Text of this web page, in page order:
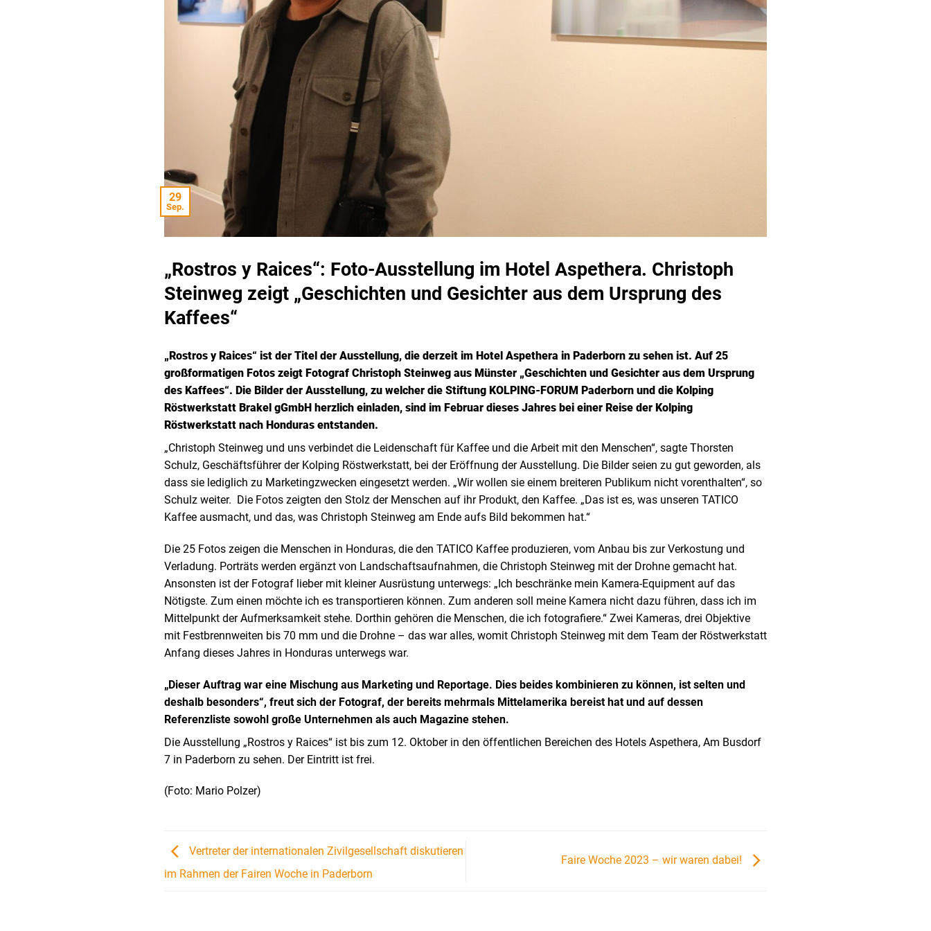
„Rostros y Raices“: Foto-Ausstellung im Hotel Aspethera. Christoph
Steinweg zeigt „Geschichten und Gesichter aus dem Ursprung des
Kaffees“
29
Sep.
„Rostros y Raices“ ist der Titel der Ausstellung, die derzeit im Hotel Aspethera in Paderborn zu sehen ist. Auf 25
großformatigen Fotos zeigt Fotograf Christoph Steinweg aus Münster „Geschichten und Gesichter aus dem Ursprung
des Kaffees“. Die Bilder der Ausstellung, zu welcher die Stiftung KOLPING-FORUM Paderborn und die Kolping
Röstwerkstatt Brakel gGmbH herzlich einladen, sind im Februar dieses Jahres bei einer Reise der Kolping
Röstwerkstatt nach Honduras entstanden.
„Christoph Steinweg und uns verbindet die Leidenschaft für Kaffee und die Arbeit mit den Menschen“, sagte Thorsten
Schulz, Geschäftsführer der Kolping Röstwerkstatt, bei der Eröffnung der Ausstellung. Die Bilder seien zu gut geworden, als
dass sie lediglich zu Marketingzwecken eingesetzt werden. „Wir wollen sie einem breiteren Publikum nicht vorenthalten“, so
Schulz weiter. Die Fotos zeigten den Stolz der Menschen auf ihr Produkt, den Kaffee. „Das ist es, was unseren TATICO
Kaffee ausmacht, und das, was Christoph Steinweg am Ende aufs Bild bekommen hat.“
Die 25 Fotos zeigen die Menschen in Honduras, die den TATICO Kaffee produzieren, vom Anbau bis zur Verkostung und
Verladung. Porträts werden ergänzt von Landschaftsaufnahmen, die Christoph Steinweg mit der Drohne gemacht hat.
Ansonsten ist der Fotograf lieber mit kleiner Ausrüstung unterwegs: „Ich beschränke mein Kamera-Equipment auf das
Nötigste. Zum einen möchte ich es transportieren können. Zum anderen soll meine Kamera nicht dazu führen, dass ich im
Mittelpunkt der Aufmerksamkeit stehe. Dorthin gehören die Menschen, die ich fotografiere.“ Zwei Kameras, drei Objektive
mit Festbrennweiten bis 70 mm und die Drohne – das war alles, womit Christoph Steinweg mit dem Team der Röstwerkstatt
Anfang dieses Jahres in Honduras unterwegs war.
„Dieser Auftrag war eine Mischung aus Marketing und Reportage. Dies beides kombinieren zu können, ist selten und
deshalb besonders“, freut sich der Fotograf, der bereits mehrmals Mittelamerika bereist hat und auf dessen
Referenzliste sowohl große Unternehmen als auch Magazine stehen.
Die Ausstellung „Rostros y Raices“ ist bis zum 12. Oktober in den öffentlichen Bereichen des Hotels Aspethera, Am Busdorf
7 in Paderborn zu sehen. Der Eintritt ist frei.
(Foto: Mario Polzer)
Vertreter der internationalen Zivilgesellschaft diskutieren
im Rahmen der Fairen Woche in Paderborn
Faire Woche 2023 – wir waren dabei!